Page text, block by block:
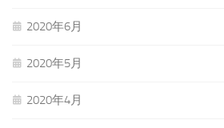
2020年6月
2020年5月
2020年4月